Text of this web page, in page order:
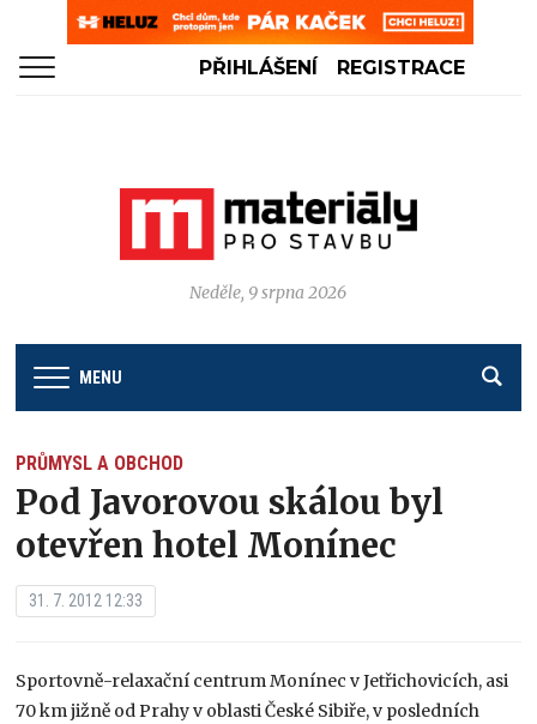
PŘIHLÁŠENÍ REGISTRACE
Neděle, 9 srpna 2026
MENU
PRŮMYSL A OBCHOD
Pod Javorovou skálou byl
otevřen hotel Monínec
31. 7. 2012 12:33
Sportovně-relaxační centrum Monínec v Jetřichovicích, asi
70 km jižně od Prahy v oblasti České Sibiře, v posledních